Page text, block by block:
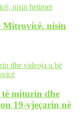
Mitrovicë, nisin
të miturin dhe
19-vjeçarin në